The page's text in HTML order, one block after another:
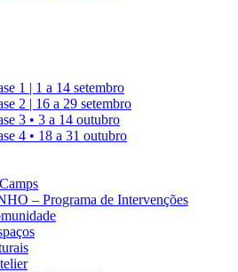
1 | 1 a 14 setembro
2 | 16 a 29 setembro
3 • 3 a 14 outubro
4 • 18 a 31 outubro
– Programa de Intervenções